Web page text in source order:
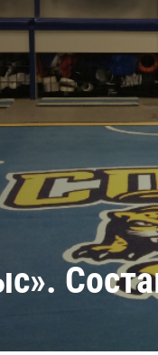
Барыс
Сибирь